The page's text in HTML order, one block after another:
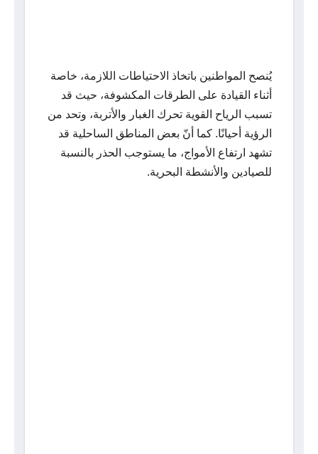
يُنصح المواطنين باتخاذ الاحتياطات اللازمة، خاصة
أثناء القيادة على الطرقات المكشوفة، حيث قد
تسبب الرياح القوية تحرك الغبار والأتربة، وتحد من
الرؤية أحيانًا. كما أنّ بعض المناطق الساحلية قد
تشهد ارتفاع الأمواج، ما يستوجب الحذر بالنسبة
للصيادين والأنشطة البحرية.